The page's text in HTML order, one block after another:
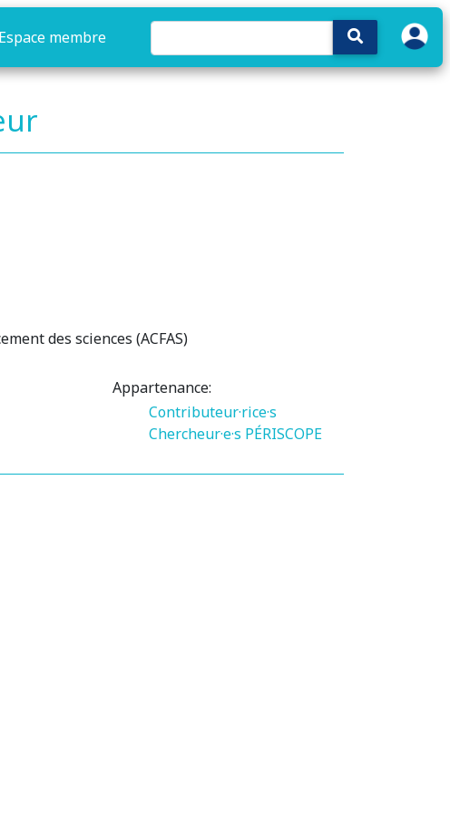
Espace membre
des sciences (ACFAS)
Appartenance:
Contributeur·rice·s
Chercheur·e·s PÉRISCOPE